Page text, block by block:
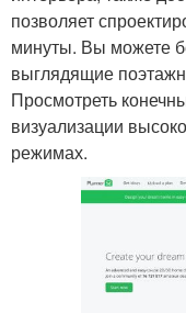
позволяет
минуты. Вы можете
выглядящие
Просмотреть
визуализации
режимах.